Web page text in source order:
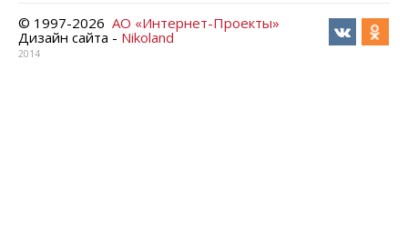
© 1997-2026 АО «Интернет-Проекты»
Дизайн сайта - Nikoland
2014